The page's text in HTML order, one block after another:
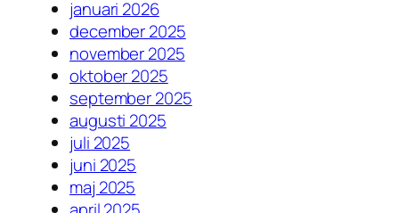
januari 2026
december 2025
november 2025
oktober 2025
september 2025
augusti 2025
juli 2025
juni 2025
maj 2025